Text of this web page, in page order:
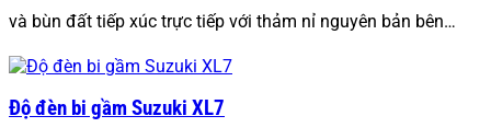
và bùn đất tiếp xúc trực tiếp với thảm nỉ nguyên bản bên…
Độ đèn bi gầm Suzuki XL7